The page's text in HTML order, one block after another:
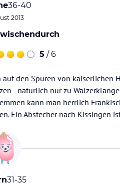
36-40
2013
5 / 6
den Spuren von kaiserlichen
- natürlich nur zu
kann man herrlich
Ein Abstecher nach Kissingen
31-35